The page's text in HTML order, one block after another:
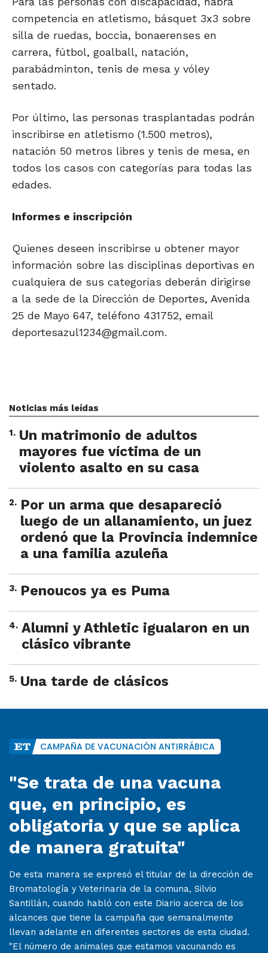
competencia en atletismo, básquet 3x3 sobre
silla de ruedas, boccia, bonaerenses en
carrera, fútbol, goalball, natación,
parabádminton, tenis de mesa y vóley
sentado.
Por último, las personas trasplantadas podrán
inscribirse en atletismo (1.500 metros),
natación 50 metros libres y tenis de mesa, en
todos los casos con categorías para todas las
edades.
Informes e inscripción
Quienes deseen inscribirse u obtener mayor
información sobre las disciplinas deportivas en
cualquiera de sus categorías deberán dirigirse
a la sede de la Dirección de Deportes, Avenida
25 de Mayo 647, teléfono 431752, email
deportesazul1234@gmail.com.
Noticias más leídas
1. Un matrimonio de adultos
mayores fue víctima de un
violento asalto en su casa
2. Por un arma que desapareció
luego de un allanamiento, un juez
ordenó que la Provincia indemnice
a una familia azuleña
3. Penoucos ya es Puma
4. Alumni y Athletic igualaron en un
clásico vibrante
5. Una tarde de clásicos
CAMPAÑA DE VACUNACIÓN ANTIRRÁBICA
"Se trata de una vacuna
que, en principio, es
obligatoria y que se aplica
de manera gratuita"
De esta manera se expresó el titular de la dirección de
Bromatología y Veterinaria de la comuna, Silvio
Santillán, cuando habló con este Diario acerca de los
alcances que tiene la campaña que semanalmente
llevan adelante en diferentes sectores de esta ciudad.
"El número de animales que estamos vacunando es